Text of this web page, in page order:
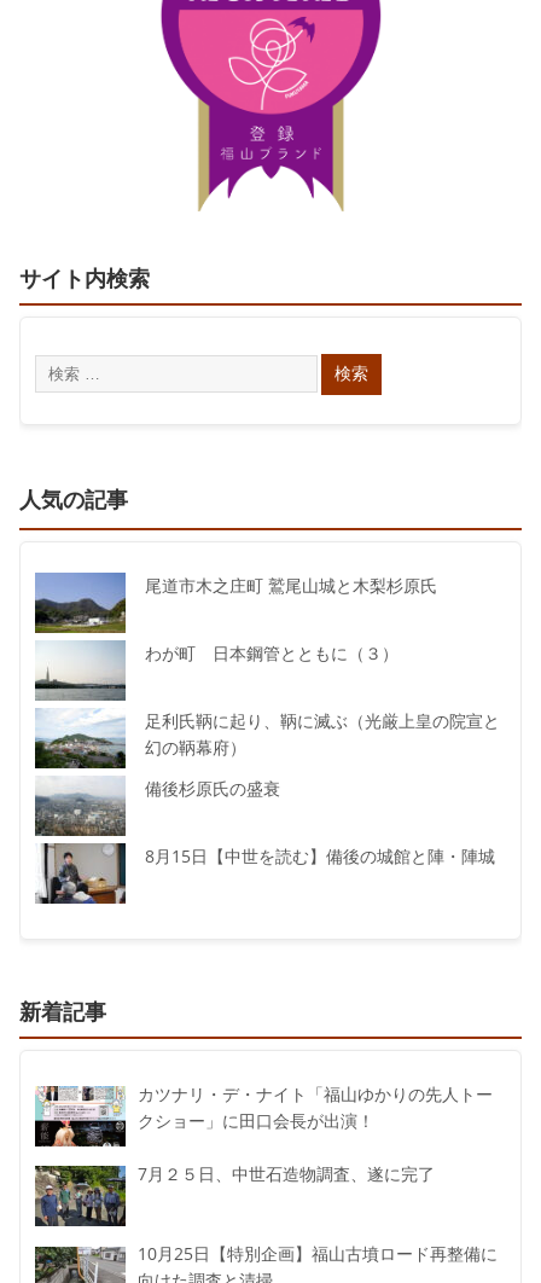
サイト内検索
人気の記事
尾道市木之庄町 鷲尾山城と木梨杉原氏
わが町 日本鋼管とともに（３）
足利氏鞆に起り、鞆に滅ぶ（光厳上皇の院宣と
幻の鞆幕府）
備後杉原氏の盛衰
8月15日【中世を読む】備後の城館と陣・陣城
新着記事
カツナリ・デ・ナイト「福山ゆかりの先人トー
クショー」に田口会長が出演！
7月２５日、中世石造物調査、遂に完了
10月25日【特別企画】福山古墳ロード再整備に